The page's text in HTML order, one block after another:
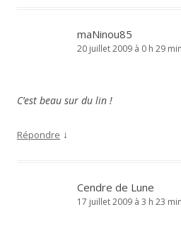
maNinou85
20 juillet 2009 à 0 h 29 min
C’est beau sur du lin !
Répondre ↓
Cendre de Lune
17 juillet 2009 à 3 h 23 min